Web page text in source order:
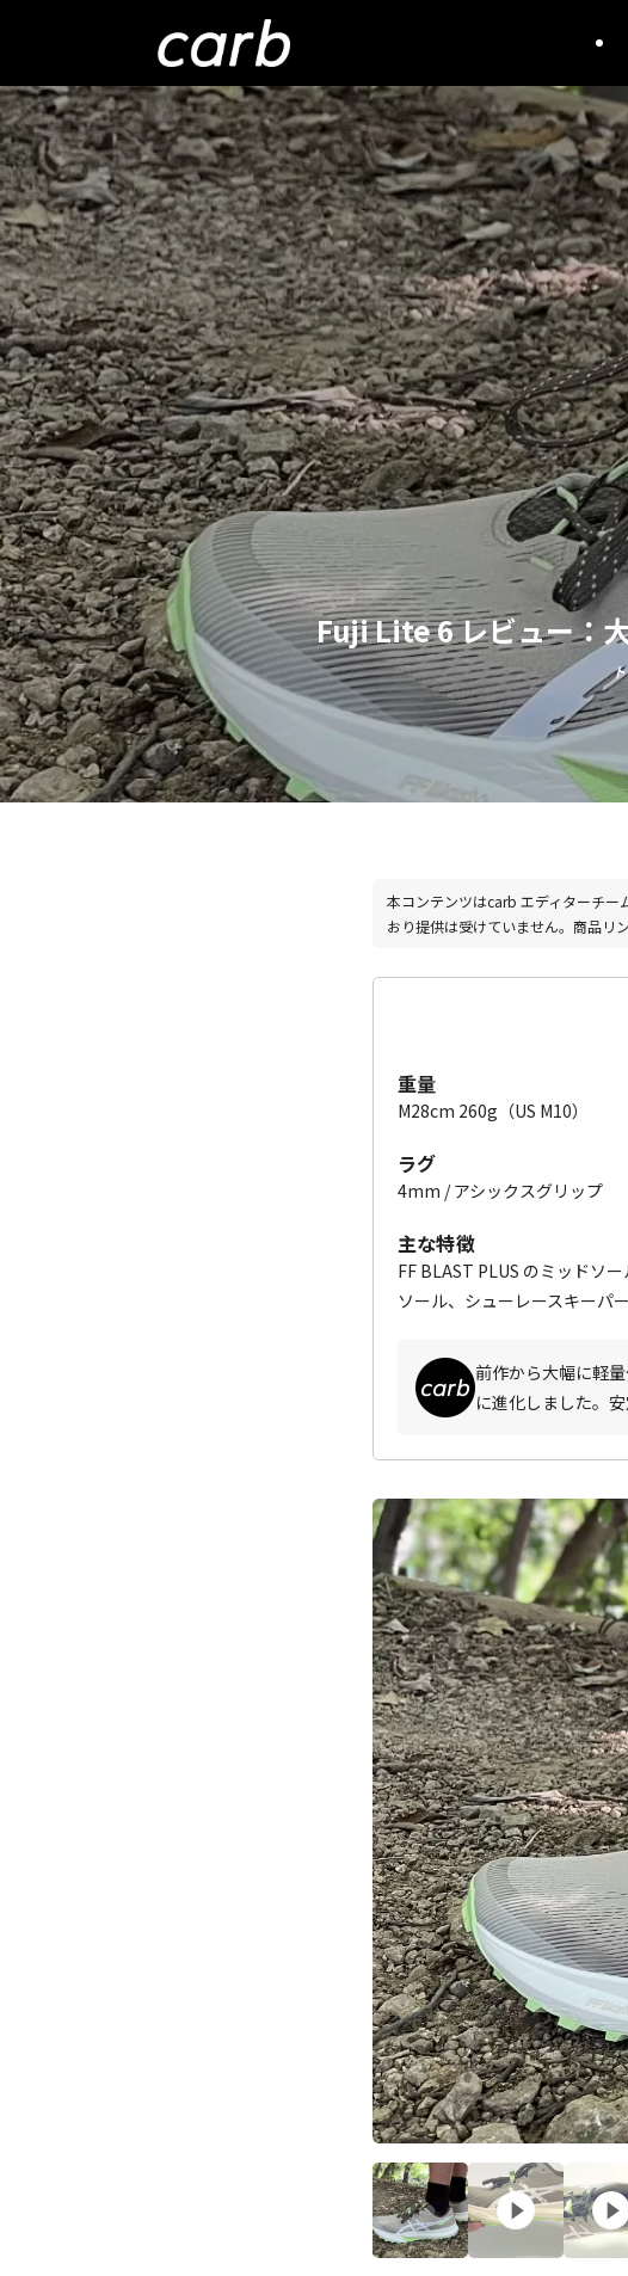
Fuji Lite 6 レビュー：
本コンテンツはcarb エディターチー
おり提供は受けていません。商品リ
重量
M28cm 260g（US M10）
ラグ
4mm / アシックスグリップ
主な特徴
FF BLAST PLUS のミッドソ
ソール、シューレースキーパー
前作から大幅に軽
に進化しました。